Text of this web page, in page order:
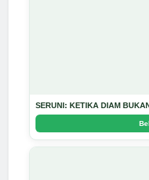
SERUNI: KETIKA DIAM